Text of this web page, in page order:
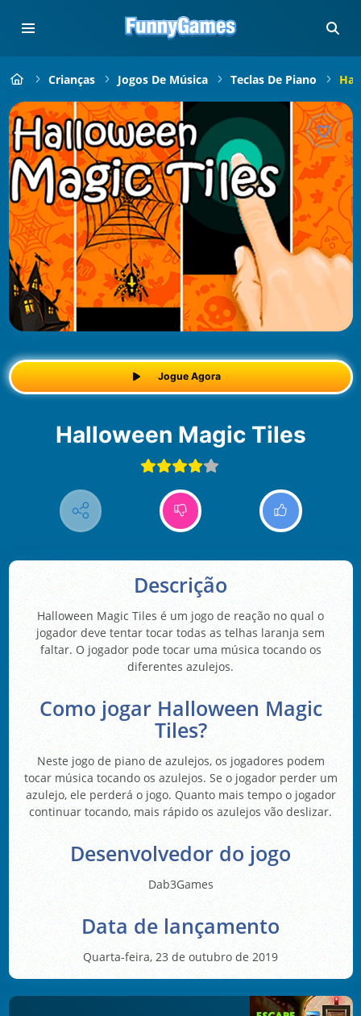
Crianças Jogos De Música Teclas De Piano
Jogue Agora
Halloween Magic Tiles
Descrição
Halloween Magic Tiles é um jogo de reação no qual o
jogador deve tentar tocar todas as telhas laranja sem
faltar. O jogador pode tocar uma música tocando os
diferentes azulejos.
Como jogar Halloween Magic
Tiles?
Neste jogo de piano de azulejos, os jogadores podem
tocar música tocando os azulejos. Se o jogador perder um
azulejo, ele perderá o jogo. Quanto mais tempo o jogador
continuar tocando, mais rápido os azulejos vão deslizar.
Desenvolvedor do jogo
Dab3Games
Data de lançamento
Quarta-feira, 23 de outubro de 2019